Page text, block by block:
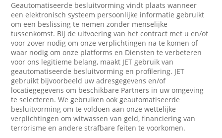
Geautomatiseerde besluitvorming vindt plaats wanneer
een elektronisch systeem persoonlijke informatie gebruikt
om een beslissing te nemen zonder menselijke
tussenkomst. Bij de uitvoering van het contract met u en/of
voor zover nodig om onze verplichtingen na te komen of
waar nodig om onze platforms en Diensten te verbeteren
voor ons legitieme belang, maakt JET gebruik van
geautomatiseerde besluitvorming en profilering. JET
gebruikt bijvoorbeeld uw adresgegevens en/of
locatiegegevens om beschikbare Partners in uw omgeving
te selecteren. We gebruiken ook geautomatiseerde
besluitvorming om te voldoen aan onze wettelijke
verplichtingen om witwassen van geld, financiering van
terrorisme en andere strafbare feiten te voorkomen.